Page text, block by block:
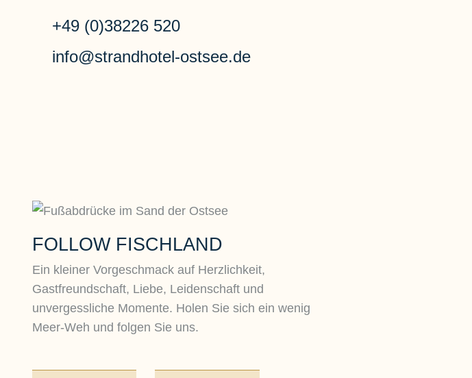
+49 (0)38226 520
info@strandhotel-ostsee.de
FOLLOW FISCHLAND
Ein kleiner Vorgeschmack auf Herzlichkeit,
Gastfreundschaft, Liebe, Leidenschaft und
unvergessliche Momente. Holen Sie sich ein wenig
Meer-Weh und folgen Sie uns.